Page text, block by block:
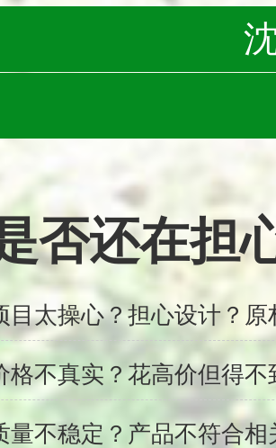
否还在担
目太操心？担心设计？原
格不真实？花高价但得
量不稳定？产品不符合